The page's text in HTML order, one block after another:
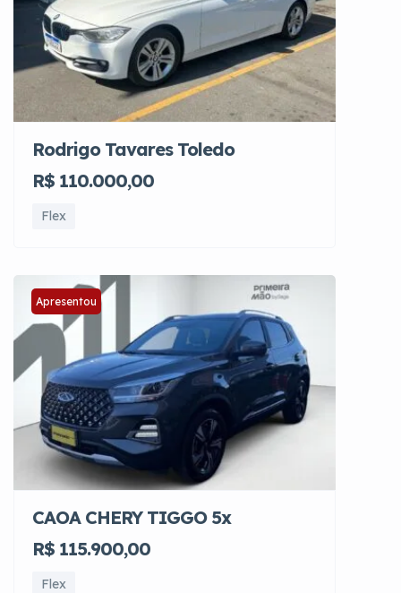
Rodrigo Tavares Toledo
R$ 110.000,00
Flex
Apresentou
CAOA CHERY TIGGO 5x
R$ 115.900,00
Flex